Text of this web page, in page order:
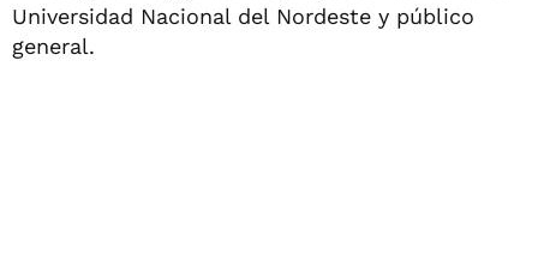
Universidad Nacional del Nordeste y público
general.